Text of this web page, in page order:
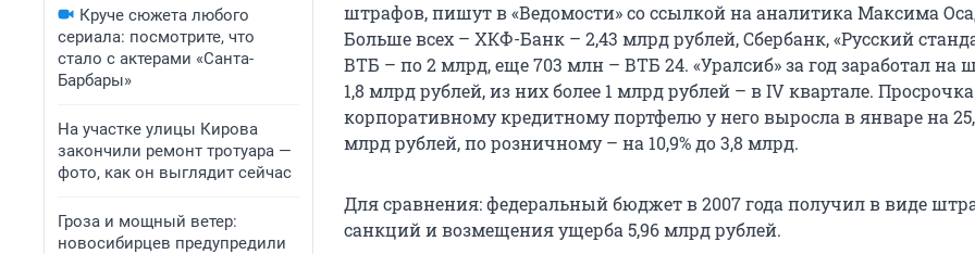
Круче сюжета любого
сериала: посмотрите, что
стало с актерами «Санта-
Барбары»
На участке улицы Кирова
закончили ремонт тротуара —
фото, как он выглядит сейчас
Гроза и мощный ветер:
новосибирцев предупредили
штрафов, пишут в «Ведомости» со ссылкой на аналитика Максима
Больше всех – ХКФ-Банк – 2,43 млрд рублей, Сбербанк, «Русский
ВТБ – по 2 млрд, еще 703 млн – ВТБ 24. «Уралсиб» за год заработал на
1,8 млрд рублей, из них более 1 млрд рублей – в IV квартале.
корпоративному кредитному портфелю у него выросла в январе на
млрд рублей, по розничному – на 10,9% до 3,8 млрд.
Для сравнения: федеральный бюджет в 2007 года получил в виде
санкций и возмещения ущерба 5,96 млрд рублей.